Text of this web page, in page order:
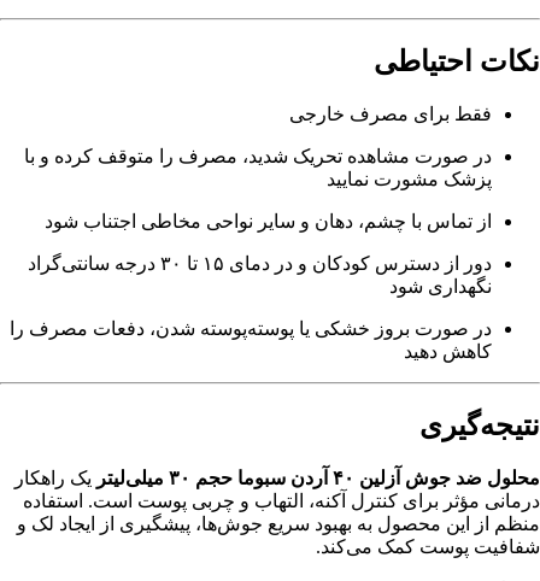
نکات احتیاطی
فقط برای مصرف خارجی
در صورت مشاهده تحریک شدید، مصرف را متوقف کرده و با
پزشک مشورت نمایید
از تماس با چشم، دهان و سایر نواحی مخاطی اجتناب شود
دور از دسترس کودکان و در دمای ۱۵ تا ۳۰ درجه سانتی‌گراد
نگهداری شود
در صورت بروز خشکی یا پوسته‌پوسته شدن، دفعات مصرف را
کاهش دهید
نتیجه‌گیری
محلول ضد جوش آزلین ۴۰ آردن سبوما حجم ۳۰ میلی‌لیتر
یک راهکار
درمانی مؤثر برای کنترل آکنه، التهاب و چربی پوست است. استفاده
منظم از این محصول به بهبود سریع جوش‌ها، پیشگیری از ایجاد لک و
شفافیت پوست کمک می‌کند.